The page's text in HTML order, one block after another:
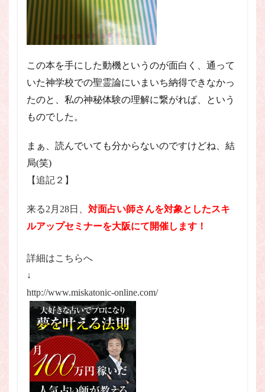
この本を手にした動機というのが面白く、通って
いた神学校での聖霊論にいまいち納得できなかっ
たのと、私の神秘体験の理解に繋がれば、という
ものでした。
まぁ、読んでいても分からないのですけどね、結
局(笑)
【追記２】
来る2月28日、 対面占い師さんを対象としたスキ
ルアップセミナーを大阪にて開催します！
詳細はこちらへ
↓
http://www.miskatonic-online.com/